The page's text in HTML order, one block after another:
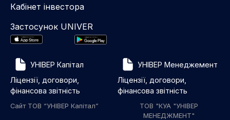
Кабінет інвестора
Застосунок UNIVER
УНІВЕР Капітал
Ліцензії, договори,
фінансова звітність
Сайт ТОВ “УНІВЕР Капітал”
УНІВЕР Менеджемент
Ліцензії, договори,
фінансова звітність
ТОВ "КУА "УНІВЕР
МЕНЕДЖМЕНТ"